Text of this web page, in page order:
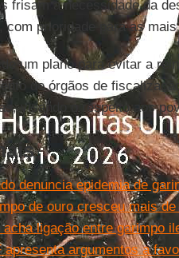
frisam a necessidade da
, com prioridade para as
de um plano para evitar a
de órgãos de
visando o respeito aos
denuncia epidemia de
de ouro cresceu mais
acha ligação entre garimpo
apresenta argumentos a